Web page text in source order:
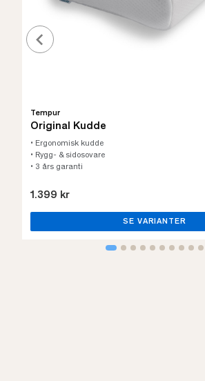
Tempur
Original Kudde
• Ergonomisk kudde
• Rygg- & sidosovare
• 3 års garanti
1.399 kr
SE VARIANTER